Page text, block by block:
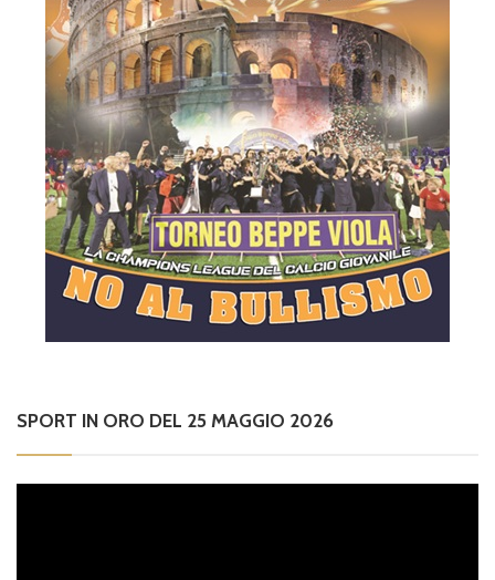
SPORT IN ORO DEL 25 MAGGIO 2026